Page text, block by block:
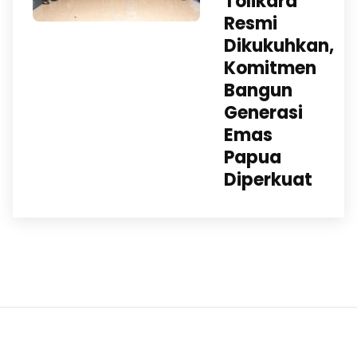
Resmi
Dikukuhkan,
Komitmen
Bangun
Generasi
Emas
Papua
Diperkuat